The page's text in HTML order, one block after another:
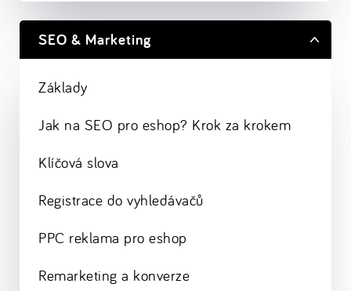
SEO & Marketing
Základy
Jak na SEO pro eshop? Krok za krokem
Klíčová slova
Registrace do vyhledávačů
PPC reklama pro eshop
Remarketing a konverze